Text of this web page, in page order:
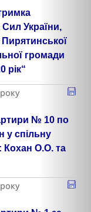
України,
Пирятинської
громади
рік“
№ 10 по
у спільну
Кохан О.О. та